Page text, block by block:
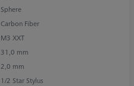
Sphere
Carbon Fiber
M3 XXT
31,0 mm
2,0 mm
1/2 Star Stylus